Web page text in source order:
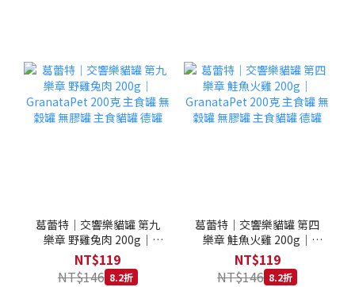
葛蕾特｜交響樂貓罐 第九
樂章 野雞兔肉 200g｜
GranataPet 200克 主食罐
無穀罐 無膠罐 主食貓罐 德
NT$119
NT$146 8.2折
葛蕾特｜交響樂貓罐 第四
樂章 鮭魚火雞 200g｜
GranataPet 200克 主食罐
無穀罐 無膠罐 主食貓罐 德
NT$119
NT$146 8.2折